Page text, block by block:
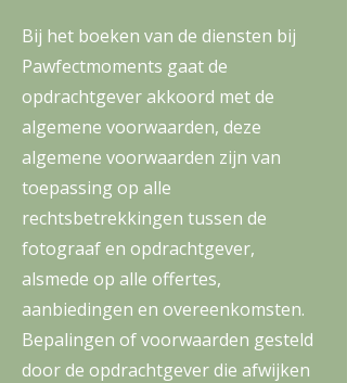
Bij het boeken van de diensten bij
Pawfectmoments gaat de
opdrachtgever akkoord met de
algemene voorwaarden, deze
algemene voorwaarden zijn van
toepassing op alle
rechtsbetrekkingen tussen de
fotograaf en opdrachtgever,
alsmede op alle offertes,
aanbiedingen en overeenkomsten.
Bepalingen of voorwaarden gesteld
door de opdrachtgever die afwijken